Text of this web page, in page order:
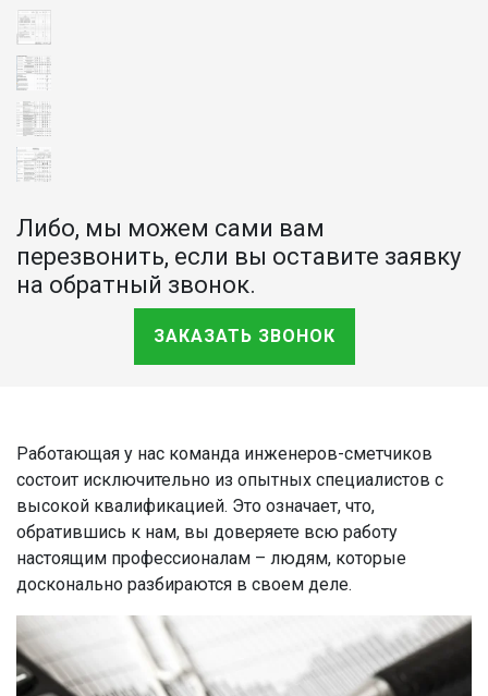
Либо, мы можем сами вам
перезвонить, если вы оставите заявку
на обратный звонок.
ЗАКАЗАТЬ ЗВОНОК
Работающая у нас команда инженеров-сметчиков
состоит исключительно из опытных специалистов с
высокой квалификацией. Это означает, что,
обратившись к нам, вы доверяете всю работу
настоящим профессионалам – людям, которые
досконально разбираются в своем деле.